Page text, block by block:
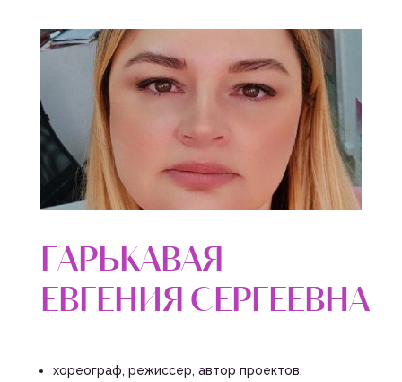
ГАРЬКАВАЯ
ЕВГЕНИЯ СЕРГЕЕВНА
хореограф, режиссер, автор проектов,